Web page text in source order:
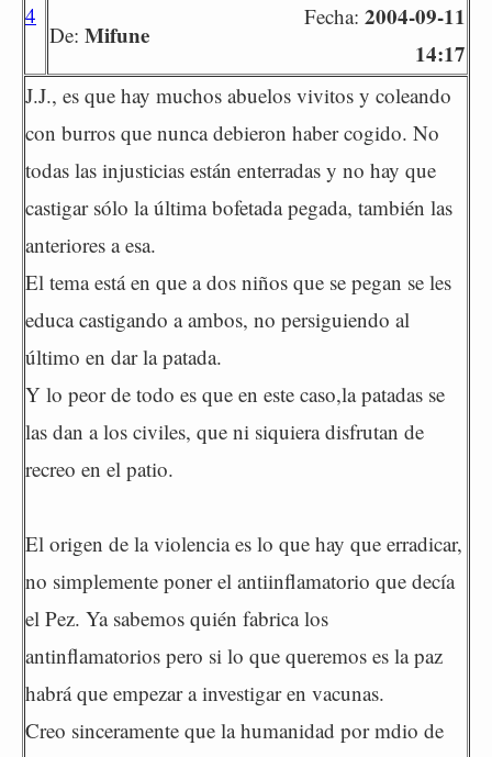
4
De: Mifune
Fecha: 2004-09-11
14:17
J.J., es que hay muchos abuelos vivitos y coleando
con burros que nunca debieron haber cogido. No
todas las injusticias están enterradas y no hay que
castigar sólo la última bofetada pegada, también las
anteriores a esa.
El tema está en que a dos niños que se pegan se les
educa castigando a ambos, no persiguiendo al
último en dar la patada.
Y lo peor de todo es que en este caso,la patadas se
las dan a los civiles, que ni siquiera disfrutan de
recreo en el patio.
El origen de la violencia es lo que hay que erradicar,
no simplemente poner el antiinflamatorio que decía
el Pez. Ya sabemos quién fabrica los
antinflamatorios pero si lo que queremos es la paz
habrá que empezar a investigar en vacunas.
Creo sinceramente que la humanidad por mdio de